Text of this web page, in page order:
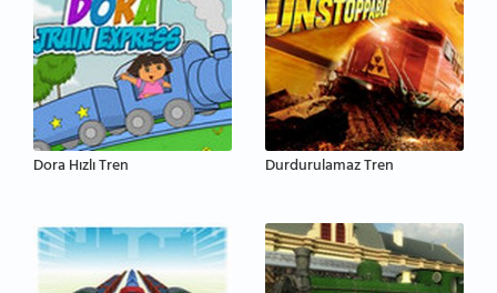
Dora Hızlı Tren Durdurulamaz Tren